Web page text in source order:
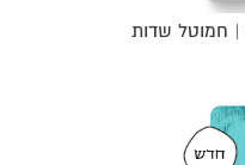
חמוטל שדות